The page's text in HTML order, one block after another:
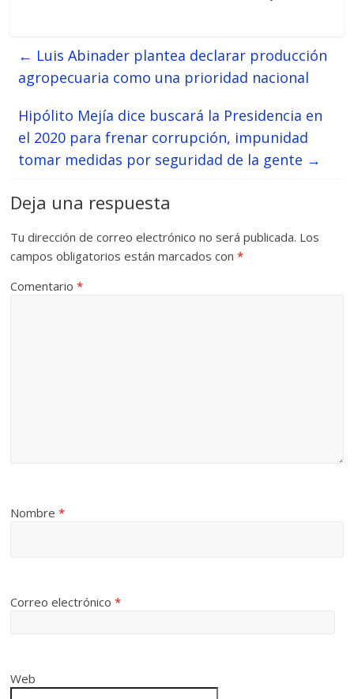
← Luis Abinader plantea declarar producción
agropecuaria como una prioridad nacional
Hipólito Mejía dice buscará la Presidencia en
el 2020 para frenar corrupción, impunidad
tomar medidas por seguridad de la gente →
Deja una respuesta
Tu dirección de correo electrónico no será publicada. Los
campos obligatorios están marcados con*
Comentario*
Nombre*
Correo electrónico*
Web